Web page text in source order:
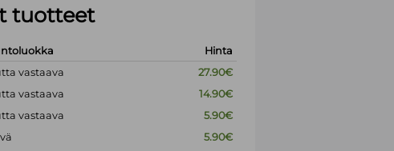
tuotteet
Hinta
vastaava
27.90€
vastaava
14.90€
vastaava
5.90€
5.90€